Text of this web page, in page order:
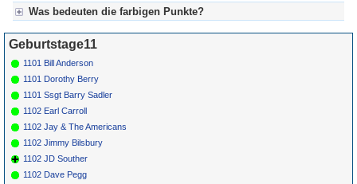
Was bedeuten die farbigen Punkte?
Für Axel's Tageskalender:
Grün = Kurzgeschichte
Grün! = fachlich bestimmt spannend, nicht verpassen!
Grün+ = Stundenbeitrag
Gelb = Kurzgeschichten oder Stundensendungen in Arbeit
Blau = Beschreibungstext (beschreibender Text)
Geburtstage11
1101 Bill Anderson
1101 Dorothy Berry
1101 Ssgt Barry Sadler
1102 Earl Carroll
1102 Jay & The Americans
1102 Jimmy Bilsbury
1102 JD Souther
1102 Dave Pegg